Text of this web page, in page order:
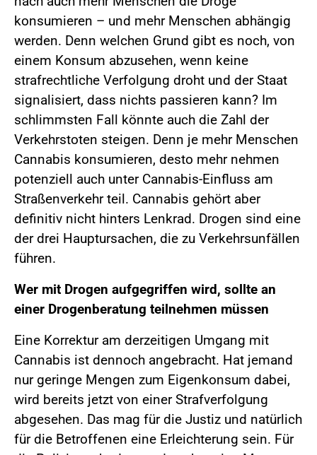
konsumieren – und mehr Menschen abhängig
werden. Denn welchen Grund gibt es noch, von
einem Konsum abzusehen, wenn keine
strafrechtliche Verfolgung droht und der Staat
signalisiert, dass nichts passieren kann? Im
schlimmsten Fall könnte auch die Zahl der
Verkehrstoten steigen. Denn je mehr Menschen
Cannabis konsumieren, desto mehr nehmen
potenziell auch unter Cannabis-Einfluss am
Straßenverkehr teil. Cannabis gehört aber
definitiv nicht hinters Lenkrad. Drogen sind eine
der drei Hauptursachen, die zu Verkehrsunfällen
führen.
Wer mit Drogen aufgegriffen wird, sollte an
einer Drogenberatung teilnehmen müssen
Eine Korrektur am derzeitigen Umgang mit
Cannabis ist dennoch angebracht. Hat jemand
nur geringe Mengen zum Eigenkonsum dabei,
wird bereits jetzt von einer Strafverfolgung
abgesehen. Das mag für die Justiz und natürlich
für die Betroffenen eine Erleichterung sein. Für